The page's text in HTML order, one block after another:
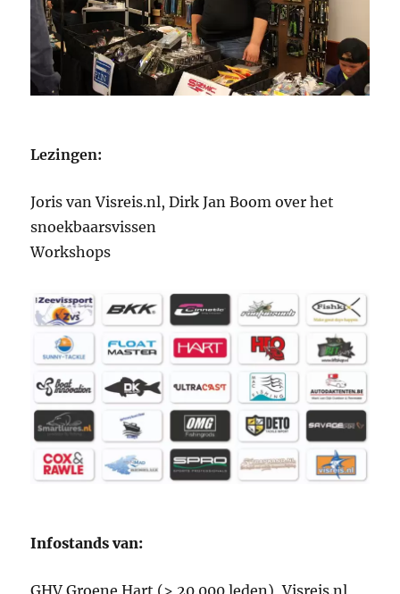
Lezingen:
Joris van Visreis.nl, Dirk Jan Boom over het
snoekbaarsvissen
Workshops
Infostands van:
GHV Groene Hart (> 20.000 leden), Visreis.nl,